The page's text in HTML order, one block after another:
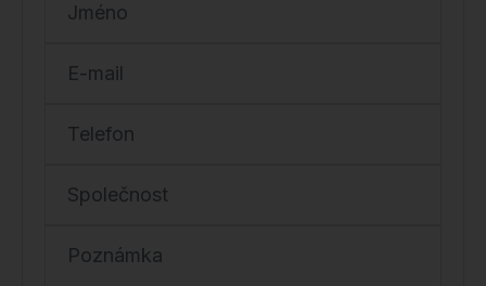
Jméno
E-mail
Telefon
Společnost
Poznámka